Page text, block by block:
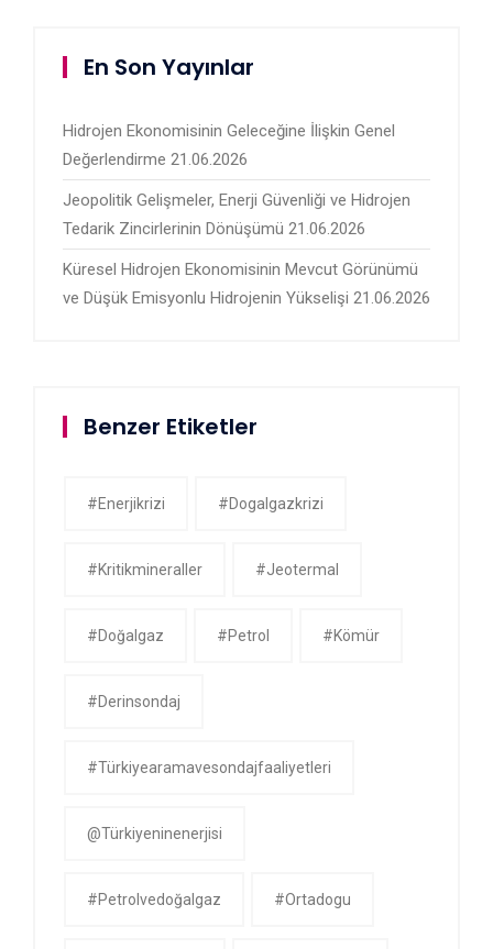
En Son Yayınlar
Hidrojen Ekonomisinin Geleceğine İlişkin Genel
Değerlendirme 21.06.2026
Jeopolitik Gelişmeler, Enerji Güvenliği ve Hidrojen
Tedarik Zincirlerinin Dönüşümü 21.06.2026
Küresel Hidrojen Ekonomisinin Mevcut Görünümü
ve Düşük Emisyonlu Hidrojenin Yükselişi 21.06.2026
Benzer Etiketler
#enerjikrizi #dogalgazkrizi
#kritikmineraller #jeotermal
#doğalgaz #petrol #kömür
#derinsondaj
#Türkiyearamavesondajfaaliyetleri
@Türkiyeninenerjisi
#petrolvedoğalgaz #ortadogu